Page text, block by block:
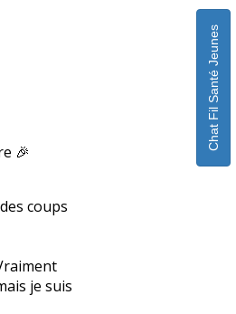
🎉
coups
je suis
Chat Fil Santé Jeunes